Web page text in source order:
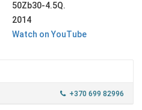
50Zb30-4.5Q.
2014
Watch on YouTube
+370 699 82996